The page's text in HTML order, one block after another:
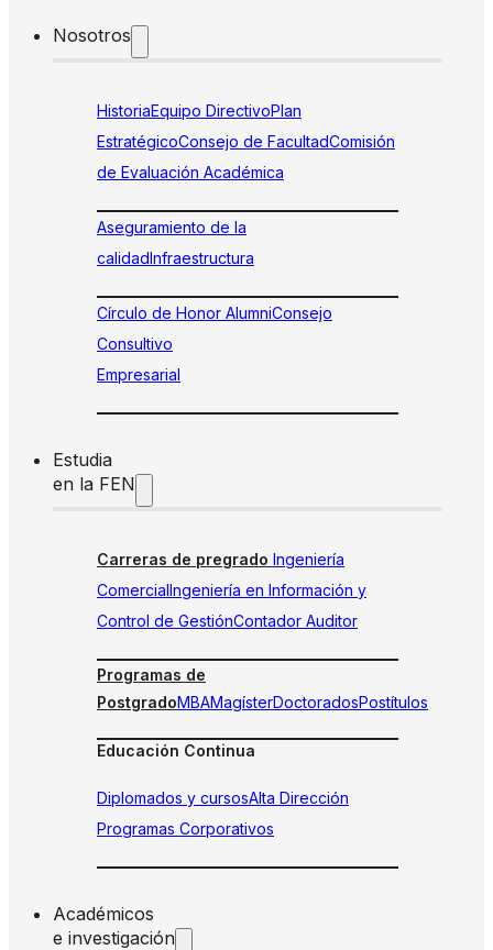
Nosotros
HistoriaEquipo DirectivoPlan
EstratégicoConsejo de FacultadComisión
de Evaluación Académica
Aseguramiento de la
calidadInfraestructura
Círculo de Honor AlumniConsejo
Consultivo
Empresarial
Estudia
en la FEN
Carreras de pregrado Ingeniería
ComercialIngeniería en Información y
Control de GestiónContador Auditor
Programas de
PostgradoMBAMagísterDoctoradosPostítulos
Educación Continua
Diplomados y cursosAlta Dirección
Programas Corporativos
Académicos
e investigación